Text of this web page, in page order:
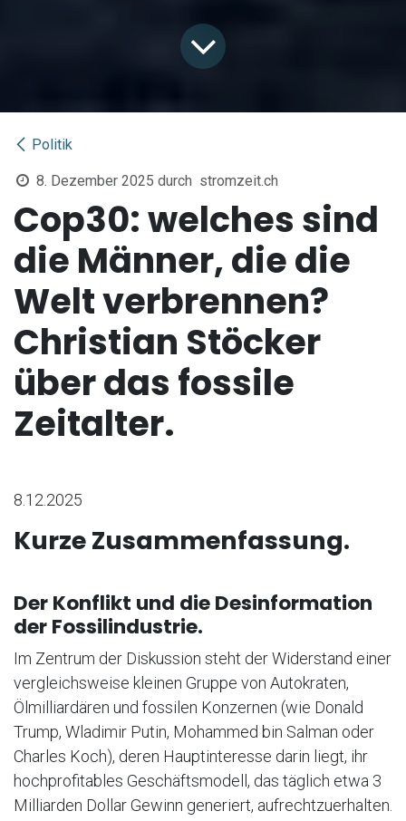
Politik
8. Dezember 2025 durch stromzeit.ch
Cop30: welches sind
die Männer, die die
Welt verbrennen?
Christian Stöcker
über das fossile
Zeitalter.
8.12.2025
Kurze Zusammenfassung.
Der Konflikt und die Desinformation
der Fossilindustrie.
Im Zentrum der Diskussion steht der Widerstand einer
vergleichsweise kleinen Gruppe von Autokraten,
Ölmilliardären und fossilen Konzernen (wie Donald
Trump, Wladimir Putin, Mohammed bin Salman oder
Charles Koch), deren Hauptinteresse darin liegt, ihr
hochprofitables Geschäftsmodell, das täglich etwa 3
Milliarden Dollar Gewinn generiert, aufrechtzuerhalten.